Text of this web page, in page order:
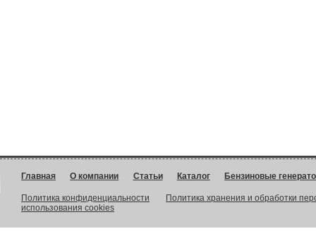
Главная О компании Статьи Каталог Бензиновые
Политика конфиденциальности
Политика хранения и обработки
использования cookies